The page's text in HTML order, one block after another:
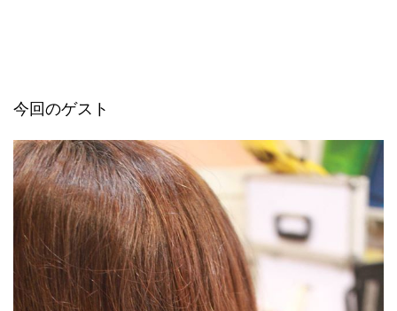
今回のゲスト